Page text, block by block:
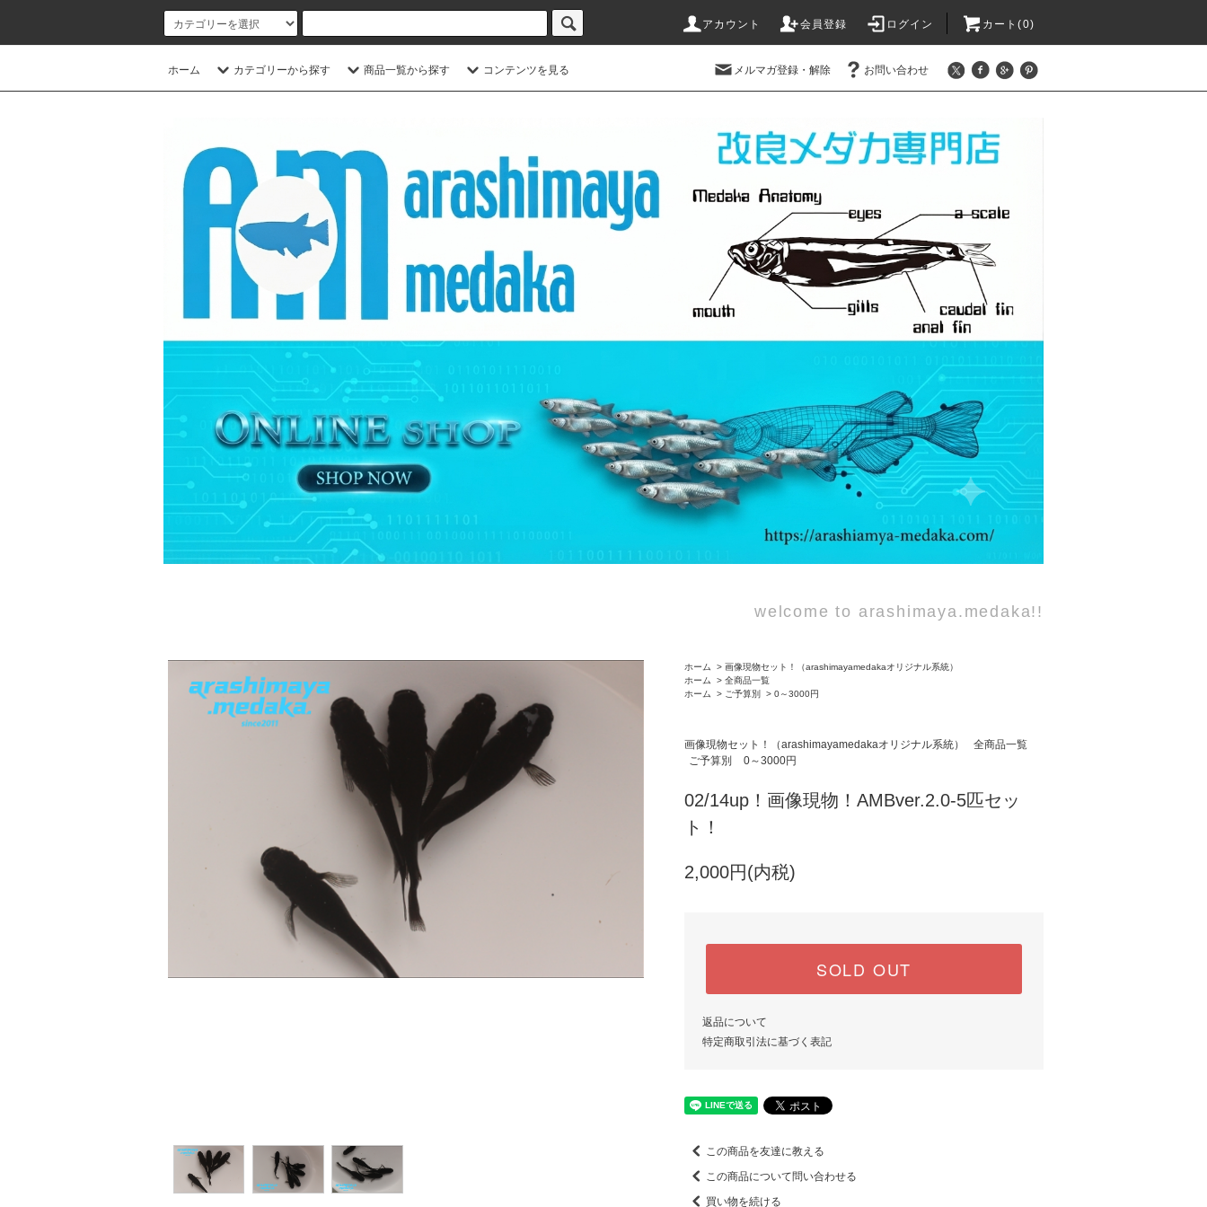
アカウント 会員登録 ログイン カート(0)
ホーム カテゴリーから探す 商品一覧から探す コンテンツを見る メルマガ登録・解除 お問い合わせ
welcome to arashimaya.medaka!!
ホーム > 画像現物セット！（arashimayamedakaオリジナル系統）
ホーム
> 全商品一覧
ホーム
> ご予算別 > 0～3000円
画像現物セット！（arashimayamedakaオリジナル系統）
全商品一覧
ご予算別
0～3000円
02/14up！画像現物！AMBver.2.0-5匹セッ
ト！
2,000円(内税)
SOLD OUT
返品について
特定商取引法に基づく表記
この商品を友達に教える
この商品について問い合わせる
買い物を続ける